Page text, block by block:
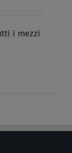
i mezzi